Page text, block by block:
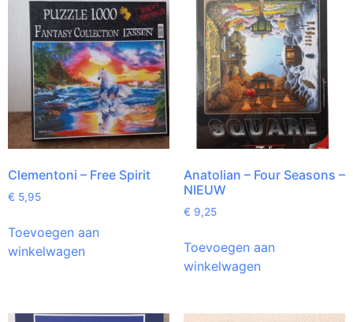
Clementoni – Free Spirit
€ 5,95
Toevoegen aan
winkelwagen
Anatolian – Four Seasons –
NIEUW
€ 9,25
Toevoegen aan
winkelwagen